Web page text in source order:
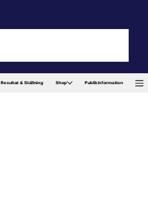
Resultat & Ställning Shop Publikinformation